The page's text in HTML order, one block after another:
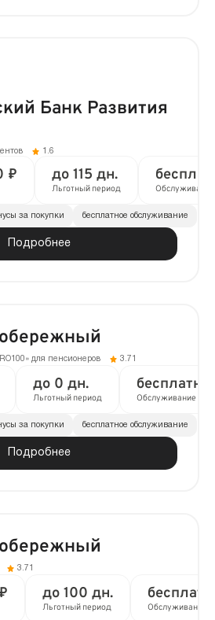
Банк Развития
1.6
₽ до 115 дн.
Льготный период Обслуживание
Подробнее
за покупки бесплатное обслуживание
для пенсионеров 3.71
до 0 дн.
Льготный период
бесплатно
Обслуживание
Подробнее
за покупки бесплатное обслуживание
3.71
до 100 дн.
Льготный период Обслуживание